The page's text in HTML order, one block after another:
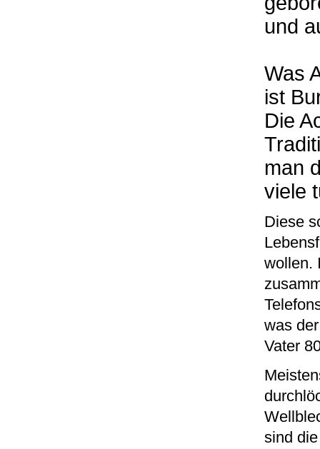
und
Was
ist
Die
man
viele
Diese
wollen.
was
Vater
sind